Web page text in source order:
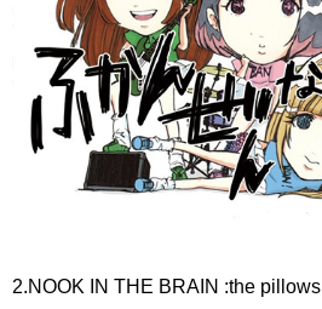
2.NOOK IN THE BRAIN :the pillows